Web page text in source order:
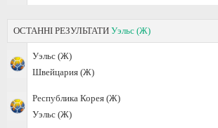
ОСТАННІ РЕЗУЛЬТАТИ Уэльс (Ж)
Уэльс (Ж)
Швейцария (Ж)
Республика Корея (Ж)
Уэльс (Ж)